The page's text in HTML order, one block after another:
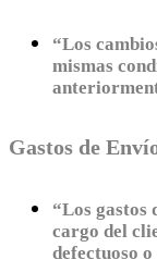
“Los
mismas
Gastos de
“Los gastos
cargo del
defectuoso